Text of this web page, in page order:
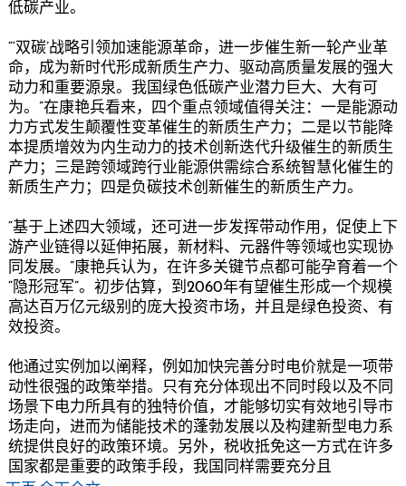
低碳产业。
“‘双碳’战略引领加速能源革命，进一步催生新一轮产业革
命，成为新时代形成新质生产力、驱动高质量发展的强大
动力和重要源泉。我国绿色低碳产业潜力巨大、大有可
为。”在康艳兵看来，四个重点领域值得关注：一是能源动
力方式发生颠覆性变革催生的新质生产力；二是以节能降
本提质增效为内生动力的技术创新迭代升级催生的新质生
产力；三是跨领域跨行业能源供需综合系统智慧化催生的
新质生产力；四是负碳技术创新催生的新质生产力。
“基于上述四大领域，还可进一步发挥带动作用，促使上下
游产业链得以延伸拓展，新材料、元器件等领域也实现协
同发展。”康艳兵认为，在许多关键节点都可能孕育着一个
“隐形冠军”。初步估算，到2060年有望催生形成一个规模
高达百万亿元级别的庞大投资市场，并且是绿色投资、有
效投资。
他通过实例加以阐释，例如加快完善分时电价就是一项带
动性很强的政策举措。只有充分体现出不同时段以及不同
场景下电力所具有的独特价值，才能够切实有效地引导市
场走向，进而为储能技术的蓬勃发展以及构建新型电力系
统提供良好的政策环境。另外，税收抵免这一方式在许多
国家都是重要的政策手段，我国同样需要充分且